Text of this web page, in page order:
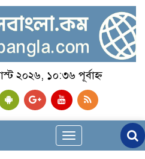
২০২৬, ১০:৩৬ পূর্বাহ্ন
Toggle
navigation